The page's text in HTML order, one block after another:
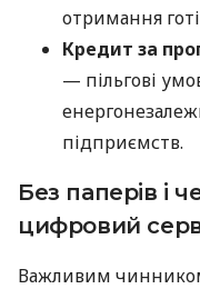
отримання
Кредит за
— пільгові
підприємств.
Без паперів і
цифровий
Важливим